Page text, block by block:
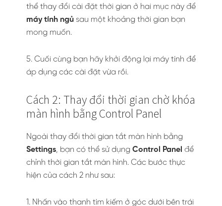
thể thay đổi cài đặt thời gian ở hai mục này để
máy tính ngủ sau một khoảng thời gian bạn
mong muốn.
5. Cuối cùng bạn hãy khởi động lại máy tính để
áp dụng các cài đặt vừa rồi.
Cách 2: Thay đổi thời gian chờ khóa
màn hình bằng Control Panel
Ngoài thay đổi thời gian tắt màn hình bằng
Settings, bạn có thể sử dụng Control Panel để
chỉnh thời gian tắt màn hình. Các bước thực
hiện của cách 2 như sau:
1. Nhấn vào thanh tìm kiếm ở góc dưới bên trái